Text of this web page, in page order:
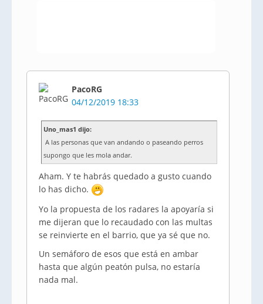
PacoRG
04/12/2019 18:33
Uno_mas1 dijo:
A las personas que van andando o paseando perros
supongo que les mola andar.
Aham. Y te habrás quedado a gusto cuando
lo has dicho.
Yo la propuesta de los radares la apoyaría si
me dijeran que lo recaudado con las multas
se reinvierte en el barrio, que ya sé que no.
Un semáforo de esos que está en ambar
hasta que algún peatón pulsa, no estaría
nada mal.